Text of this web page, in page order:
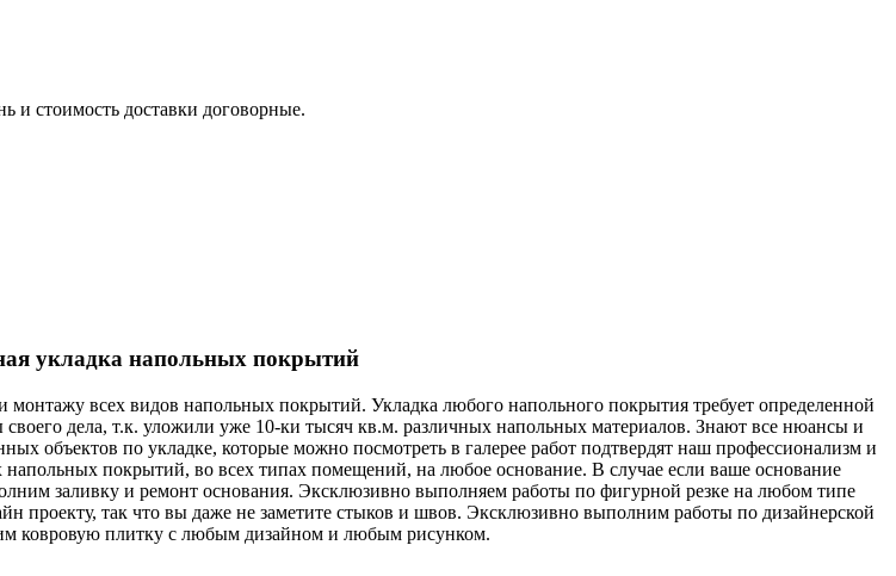
и стоимость доставки договорные.
укладка напольных покрытий
всех видов напольных покрытий. Укладка любого напольного покрытия требует определенной
дела, т.к. уложили уже 10-ки тысяч кв.м. различных напольных материалов. Знают все нюансы и
объектов по укладке, которые можно посмотреть в галерее работ подтвердят наш профессионализм и
покрытий, во всех типах помещений, на любое основание. В случае если ваше основание
заливку и ремонт основания. Эксклюзивно выполняем работы по фигурной резке на любом типе
проекту, так что вы даже не заметите стыков и швов. Эксклюзивно выполним работы по дизайнерской
ковровую плитку с любым дизайном и любым рисунком.